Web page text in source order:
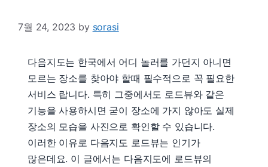
7월 24, 2023 by sorasi
다음지도는 한국에서 어디 놀러를 가던지 아니면
모르는 장소를 찾아야 할때 필수적으로 꼭 필요한
서비스 랍니다. 특히 그중에서도 로드뷰와 같은
기능을 사용하시면 굳이 장소에 가지 않아도 실제
장소의 모습을 사진으로 확인할 수 있습니다.
이러한 이유로 다음지도 로드뷰는 인기가
많은데요. 이 글에서는 다음지도에 로드뷰의